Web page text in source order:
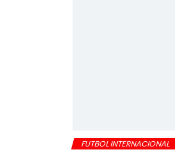
FUTBOL INTERNACIONAL